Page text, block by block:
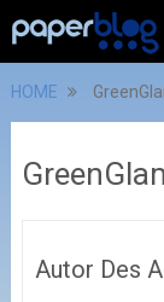
HOME
Autor Des